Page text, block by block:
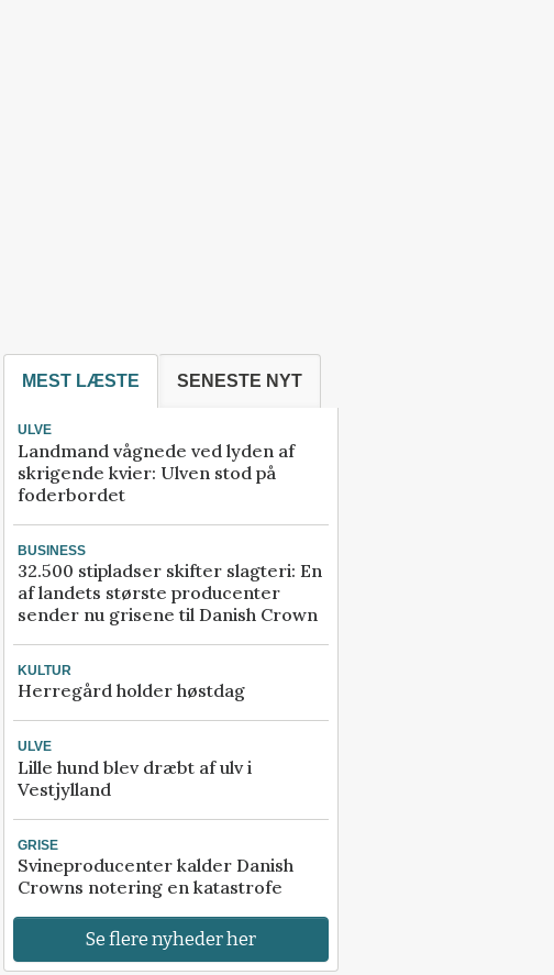
MEST LÆSTE SENESTE NYT
ULVE
Landmand vågnede ved lyden af
skrigende kvier: Ulven stod på
foderbordet
BUSINESS
32.500 stipladser skifter slagteri: En
af landets største producenter
sender nu grisene til Danish Crown
KULTUR
Herregård holder høstdag
ULVE
Lille hund blev dræbt af ulv i
Vestjylland
GRISE
Svineproducenter kalder Danish
Crowns notering en katastrofe
Se flere nyheder her